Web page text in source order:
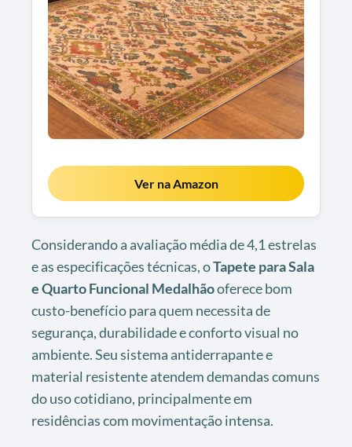
Ver na Amazon
Considerando a avaliação média de 4,1 estrelas
e as especificações técnicas, oTapete para Sala
e Quarto Funcional Medalhãooferece bom
custo-benefício para quem necessita de
segurança, durabilidade e conforto visual no
ambiente. Seu sistema antiderrapante e
material resistente atendem demandas comuns
do uso cotidiano, principalmente em
residências com movimentação intensa.